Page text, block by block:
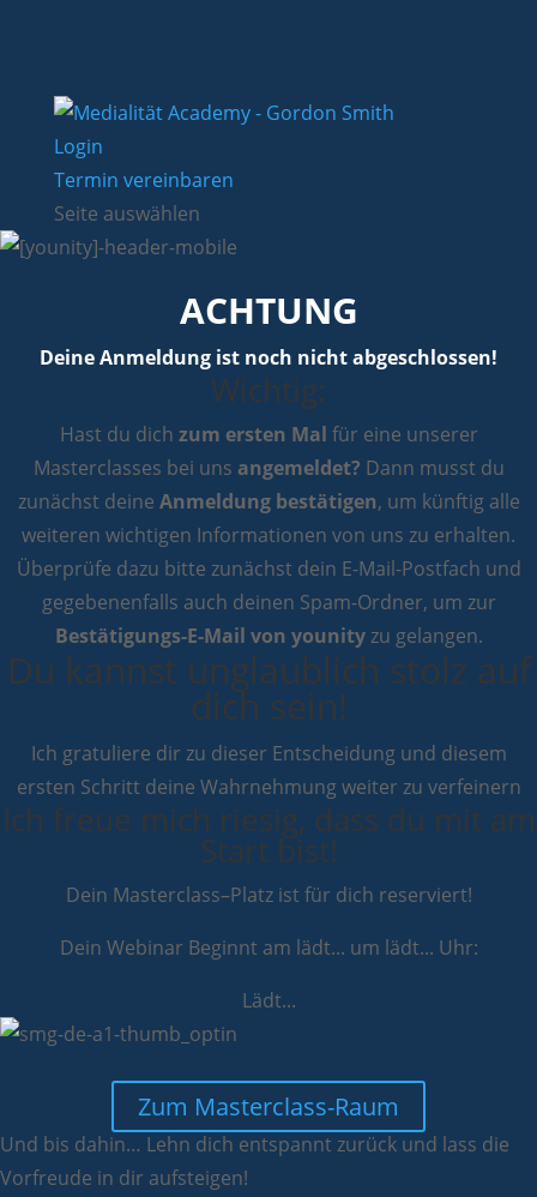
Login
Termin vereinbaren
Seite auswählen
ACHTUNG
Deine Anmeldung ist noch nicht abgeschlossen!
Wichtig:
Hast du dich zum ersten Mal für eine unserer
Masterclasses bei uns angemeldet? Dann musst du
zunächst deine Anmeldung bestätigen, um künftig alle
weiteren wichtigen Informationen von uns zu erhalten.
Überprüfe dazu bitte zunächst dein E-Mail-Postfach und
gegebenenfalls auch deinen Spam-Ordner, um zur
Bestätigungs-E-Mail von younityzu gelangen.
Du kannst unglaublich stolz auf
dich sein!
Ich gratuliere dir zu dieser Entscheidung und diesem
ersten Schritt deine Wahrnehmung weiter zu verfeinern
Ich freue mich riesig, dass du mit am
Start bist!
Dein Masterclass–Platz ist für dich reserviert!
Dein Webinar Beginnt am lädt... um lädt... Uhr:
Lädt...
Zum Masterclass-Raum
Und bis dahin… Lehn dich entspannt zurück und lass die
Vorfreude in dir aufsteigen!